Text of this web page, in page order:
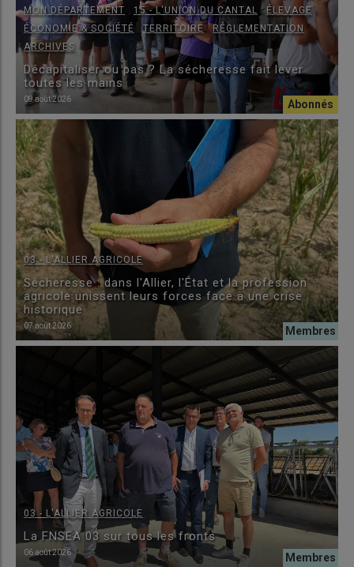
MON DÉPARTEMENT 15 - L'UNION DU CANTAL ,ÉLEVAGE ,
ÉCONOMIE & SOCIÉTÉ ,TERRITOIRE ,RÉGLEMENTATION ,
ARCHIVES
Décapitaliser ou pas ? La sécheresse fait lever
toutes les mains
09 août 2026
03 - L'ALLIER AGRICOLE
Sécheresse : dans l'Allier, l'État et la profession
agricole unissent leurs forces face à une crise
historique
07 août 2026
03 - L'ALLIER AGRICOLE
La FNSEA 03 sur tous les fronts
06 août 2026